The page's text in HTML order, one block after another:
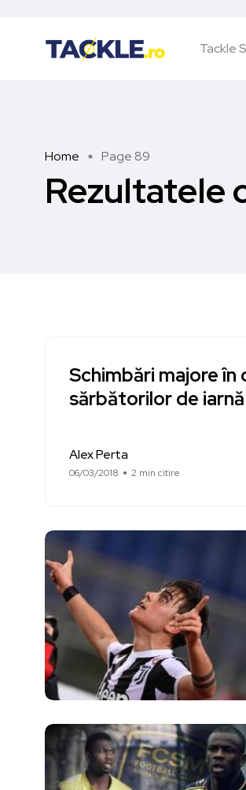
Tackle
Home Page 89
Rezultatele
Schimbări majore în
sărbătorilor de iarnă
Alex Perta
06/03/2018 2 min citire